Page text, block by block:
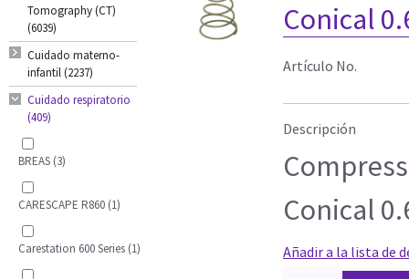
Tomography (CT)
(6039)
Cuidado materno-
infantil (2237)
Cuidado respiratorio
(409)
BREAS (3)
CARESCAPE R860 (1)
Carestation 600 Series (1)
Conical
Artículo No.
Descripción
Conical
Añadir a la lista de